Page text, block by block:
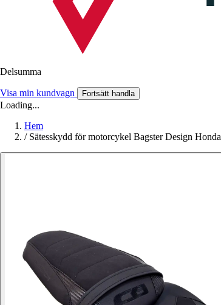
Delsumma
Visa min kundvagn Fortsätt handla
Loading...
Hem
/ Sätesskydd för motorcykel Bagster Design